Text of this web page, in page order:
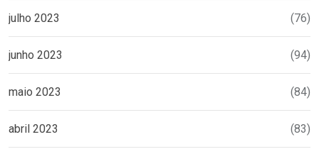
julho 2023 (76)
junho 2023 (94)
maio 2023 (84)
abril 2023 (83)